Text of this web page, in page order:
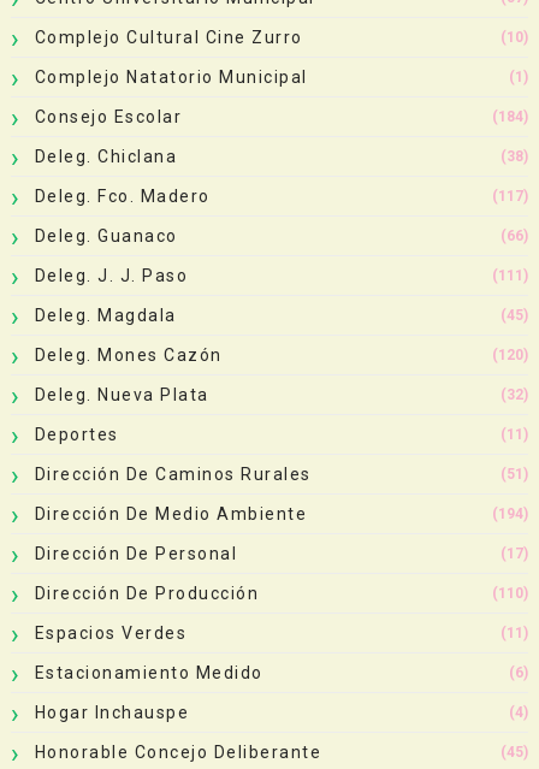
Complejo Cultural Cine Zurro (10)
Complejo Natatorio Municipal (1)
Consejo Escolar (184)
Deleg. Chiclana (38)
Deleg. Fco. Madero (117)
Deleg. Guanaco (66)
Deleg. J. J. Paso (111)
Deleg. Magdala (45)
Deleg. Mones Cazón (120)
Deleg. Nueva Plata (32)
Deportes (11)
Dirección De Caminos Rurales (51)
Dirección De Medio Ambiente (194)
Dirección De Personal (17)
Dirección De Producción (110)
Espacios Verdes (11)
Estacionamiento Medido (6)
Hogar Inchauspe (4)
Honorable Concejo Deliberante (45)